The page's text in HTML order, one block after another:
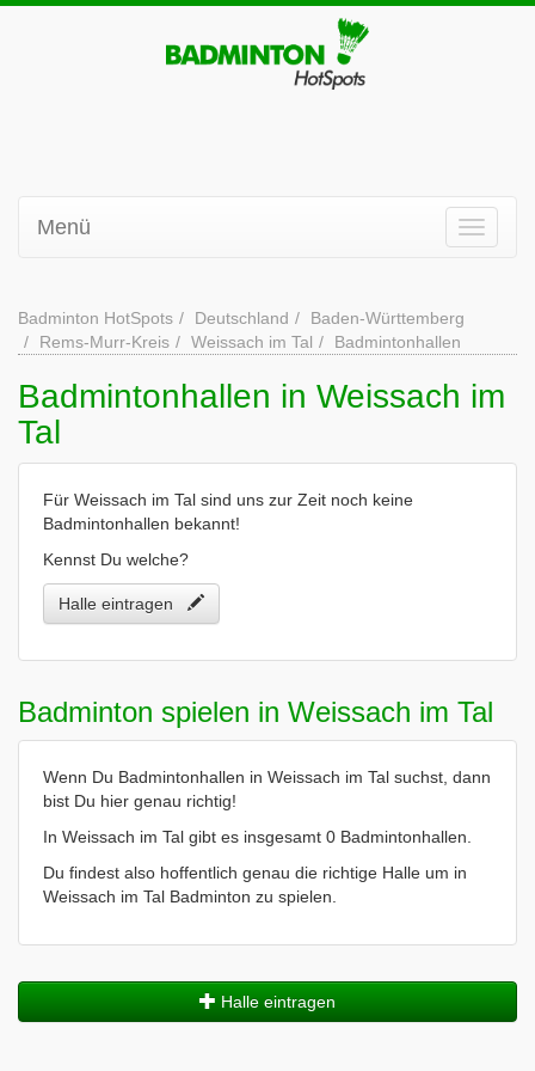
Menü
Badminton HotSpots Deutschland
Baden-Württemberg
Rems-Murr-Kreis
Weissach im Tal Badmintonhallen
Badmintonhallen in Weissach im
Tal
Für Weissach im Tal sind uns zur Zeit noch keine
Badmintonhallen bekannt!
Kennst Du welche?
Halle eintragen
Badminton spielen in Weissach im Tal
Wenn Du Badmintonhallen in Weissach im Tal suchst, dann
bist Du hier genau richtig!
In Weissach im Tal gibt es insgesamt 0 Badmintonhallen.
Du findest also hoffentlich genau die richtige Halle um in
Weissach im Tal Badminton zu spielen.
Halle eintragen